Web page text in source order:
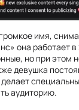
имя,
она работает
но при этом
девушка
аудиторию.